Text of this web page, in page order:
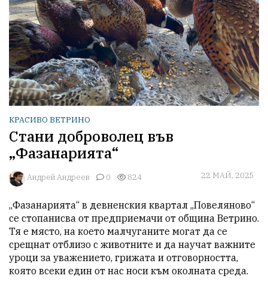
КРАСИВО ВЕТРИНО
Стани доброволец във
„Фазанарията“
Aндрей Андреев 0 824 22 МАЙ, 2025
„Фазанарията“ в девненския квартал „Повеляново“
се стопанисва от предприемачи от община Ветрино.
Тя е място, на което малчуганите могат да се
срещнат отблизо с животните и да научат важните
уроци за уважението, грижата и отговорността,
която всеки един от нас носи към околната среда.